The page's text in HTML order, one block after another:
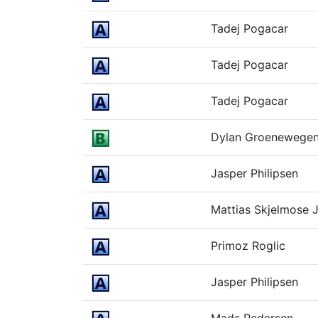
Tadej Pogacar
Tadej Pogacar
Tadej Pogacar
Dylan
Jasper Philipsen
Mattias Skjelmose
Primoz Roglic
Jasper Philipsen